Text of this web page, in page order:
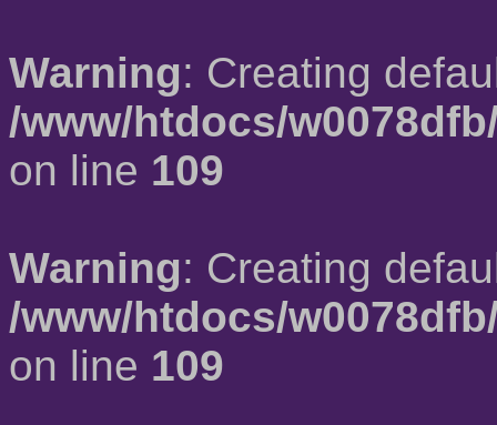
Warning: Creating
/www/htdocs/
on line 109
Warning: Creating
/www/htdocs/
on line 109